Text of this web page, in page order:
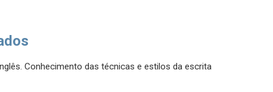
Conhecimento das técnicas e estilos da escrita